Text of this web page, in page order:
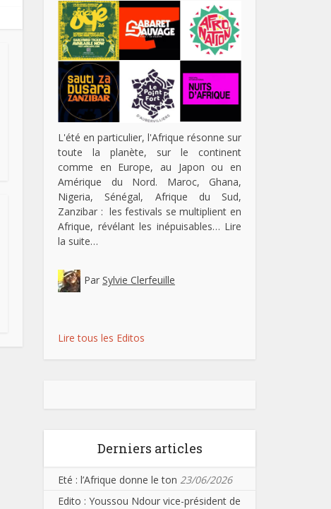
L'été en particulier, l'Afrique résonne sur
toute la planète, sur le continent
comme en Europe, au Japon ou en
Amérique du Nord. Maroc, Ghana,
Nigeria, Sénégal, Afrique du Sud,
Zanzibar : les festivals se multiplient en
Afrique, révélant les inépuisables… Lire
la suite…
Par Sylvie Clerfeuille
Lire tous les Editos
Derniers articles
Eté : l’Afrique donne le ton 23/06/2026
Edito : Youssou Ndour vice-président de